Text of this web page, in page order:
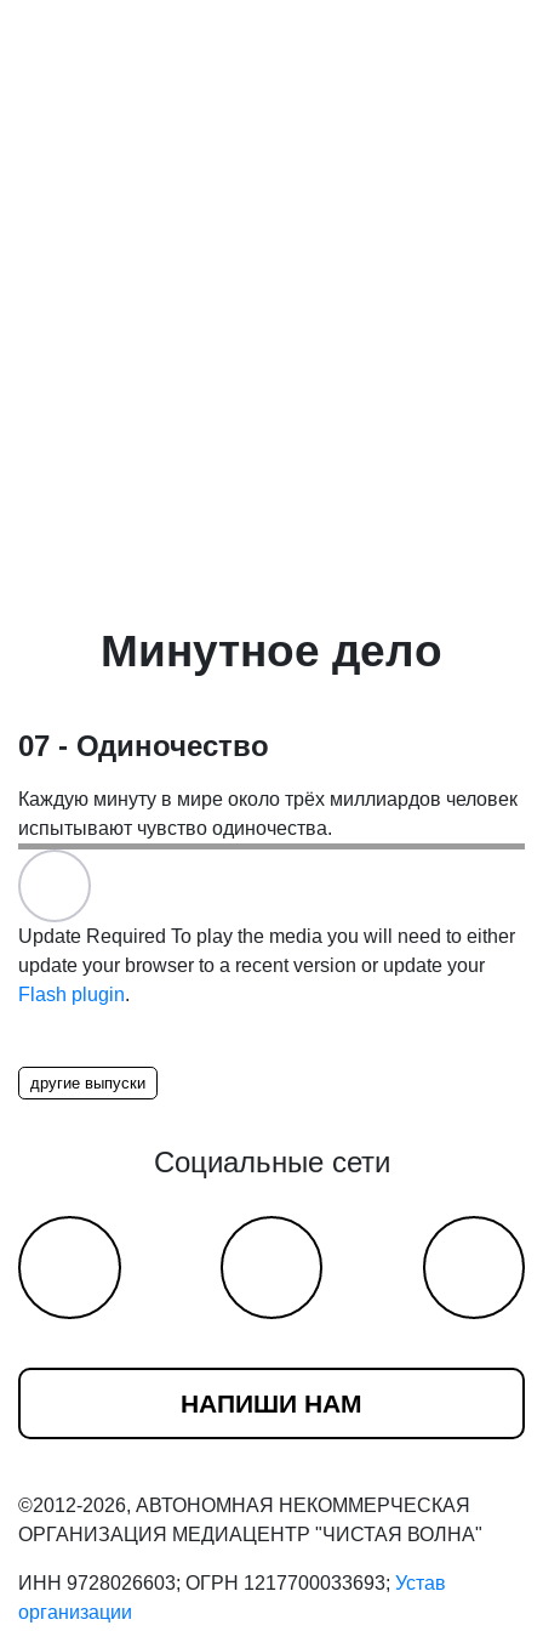
Минутное дело
07 - Одиночество
Каждую минуту в мире около трёх миллиардов человек
испытывают чувство одиночества.
Update Required To play the media you will need to either
update your browser to a recent version or update your
Flash plugin.
другие выпуски
Социальные сети
НАПИШИ НАМ
©2012-2026, АВТОНОМНАЯ НЕКОММЕРЧЕСКАЯ
ОРГАНИЗАЦИЯ МЕДИАЦЕНТР "ЧИСТАЯ ВОЛНА"
ИНН 9728026603; ОГРН 1217700033693; Устав
организации